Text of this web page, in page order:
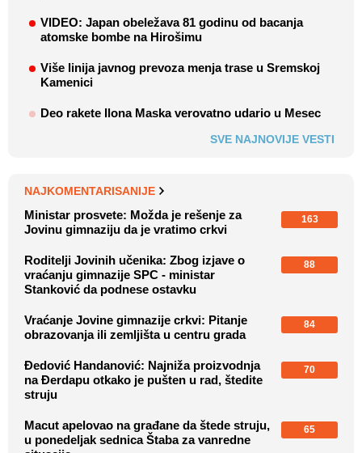
VIDEO: Japan obeležava 81 godinu od bacanja
atomske bombe na Hirošimu
Više linija javnog prevoza menja trase u Sremskoj
Kamenici
Deo rakete Ilona Maska verovatno udario u Mesec
SVE NAJNOVIJE VESTI
NAJKOMENTARISANIJE
Ministar prosvete: Možda je rešenje za
Jovinu gimnaziju da je vratimo crkvi
163
Roditelji Jovinih učenika: Zbog izjave o
vraćanju gimnazije SPC - ministar
Stanković da podnese ostavku
88
Vraćanje Jovine gimnazije crkvi: Pitanje
obrazovanja ili zemljišta u centru grada
84
Đedović Handanović: Najniža proizvodnja
na Đerdapu otkako je pušten u rad, štedite
struju
70
Macut apelovao na građane da štede struju,
u ponedeljak sednica Štaba za vanredne
65